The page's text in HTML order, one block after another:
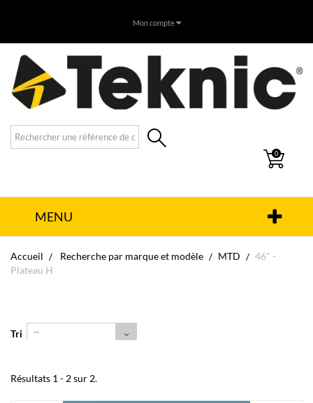
Mon compte
0
MENU
Accueil Recherche par marque et modèle MTD
46" -
Plateau H
Tri --
Résultats 1 - 2 sur 2.